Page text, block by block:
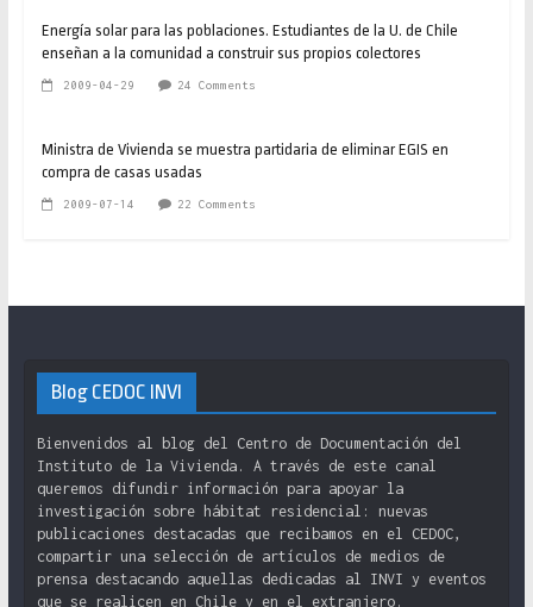
Energía solar para las poblaciones. Estudiantes de la U. de Chile
enseñan a la comunidad a construir sus propios colectores
2009-04-29 24 Comments
Ministra de Vivienda se muestra partidaria de eliminar EGIS en
compra de casas usadas
2009-07-14 22 Comments
Blog CEDOC INVI
Bienvenidos al blog del Centro de Documentación del
Instituto de la Vivienda. A través de este canal
queremos difundir información para apoyar la
investigación sobre hábitat residencial: nuevas
publicaciones destacadas que recibamos en el CEDOC,
compartir una selección de artículos de medios de
prensa destacando aquellas dedicadas al INVI y eventos
que se realicen en Chile y en el extranjero.